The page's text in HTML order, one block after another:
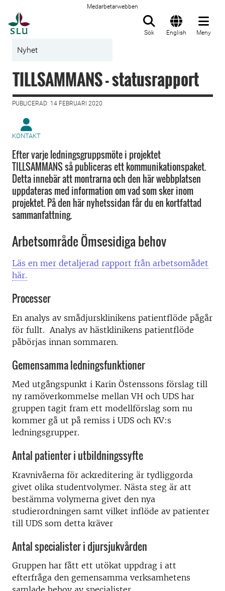
Medarbetarwebben
Sök English Meny
Nyhet
TILLSAMMANS - statusrapport
PUBLICERAD: 14 FEBRUARI 2020
KONTAKT
Efter varje ledningsgruppsmöte i projektet
TILLSAMMANS så publiceras ett kommunikationspaket.
Detta innebär att montrarna och den här webbplatsen
uppdateras med information om vad som sker inom
projektet. På den här nyhetssidan får du en kortfattad
sammanfattning.
Arbetsområde Ömsesidiga behov
Läs en mer detaljerad rapport från arbetsomådet
här.
Processer
En analys av smådjursklinikens patientflöde pågår
för fullt. Analys av hästklinikens patientflöde
påbörjas innan sommaren.
Gemensamma ledningsfunktioner
Med utgångspunkt i Karin Östenssons förslag till
ny ramöverkommelse mellan VH och UDS har
gruppen tagit fram ett modellförslag som nu
kommer gå ut på remiss i UDS och KV:s
ledningsgrupper.
Antal patienter i utbildningssyfte
Kravnivåerna för ackreditering är tydliggorda
givet olika studentvolymer. Nästa steg är att
bestämma volymerna givet den nya
studierordningen samt vilket inflöde av patienter
till UDS som detta kräver
Antal specialister i djursjukvården
Gruppen har fått ett utökat uppdrag i att
efterfråga den gemensamma verksamhetens